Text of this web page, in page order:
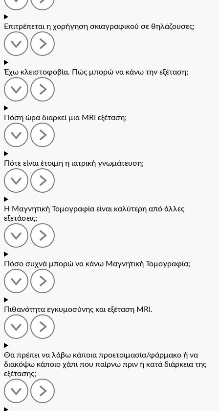
Επιτρέπεται η χορήγηση σκιαγραφικού σε θηλάζουσες;
Έχω κλειστοφοβία. Πώς μπορώ να κάνω την εξέταση;
Πόση ώρα διαρκεί μια MRI εξέταση;
Πότε είναι έτοιμη η ιατρική γνωμάτευση;
Η Μαγνητική Τομογραφία είναι καλύτερη από άλλες
εξετάσεις;
Πόσο συχνά μπορώ να κάνω Μαγνητική Τομογραφία;
Πιθανότητα εγκυμοσύνης και εξέταση MRI.
Θα πρέπει να λάβω κάποια προετοιμασία/φάρμακο ή να
διακόψω κάποιο χάπι που παίρνω πριν ή κατά διάρκεια της
εξέτασης;